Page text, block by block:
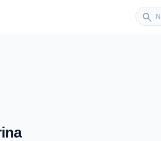
search
Sender